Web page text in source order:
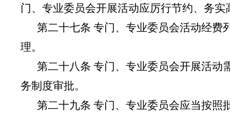
门、专业委员会开展活动应厉行节约、务实
第二十七条 专门、专业委员会活动经费
理。
第二十八条 专门、专业委员会开展活动
务制度审批。
第二十九条 专门、专业委员会应当按照